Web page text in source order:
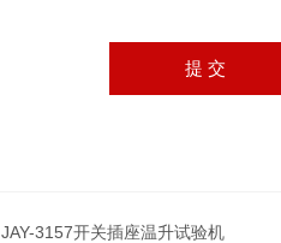
JAY-3157开关插座温升试验机